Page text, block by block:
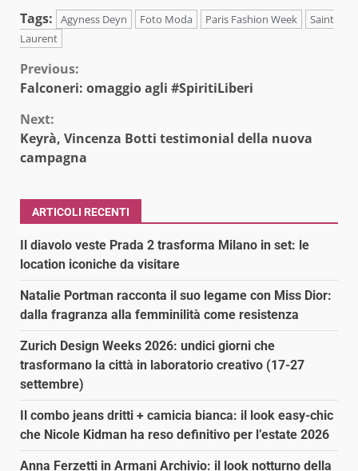
Tags:
Agyness Deyn Foto Moda Paris Fashion Week
Saint
Laurent
Continue
Previous:
Falconeri: omaggio agli #SpiritiLiberi
Next:
Keyrà, Vincenza Botti testimonial della nuova
campagna
ARTICOLI RECENTI
Il diavolo veste Prada 2 trasforma Milano in set: le
location iconiche da visitare
Natalie Portman racconta il suo legame con Miss Dior:
dalla fragranza alla femminilità come resistenza
Zurich Design Weeks 2026: undici giorni che
trasformano la città in laboratorio creativo (17-27
settembre)
Il combo jeans dritti + camicia bianca: il look easy-chic
che Nicole Kidman ha reso definitivo per l’estate 2026
Anna Ferzetti in Armani Archivio: il look notturno della